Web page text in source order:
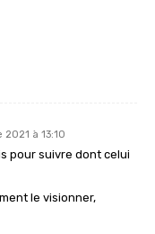
2021 à 13:10
pour suivre dont celui
le visionner,